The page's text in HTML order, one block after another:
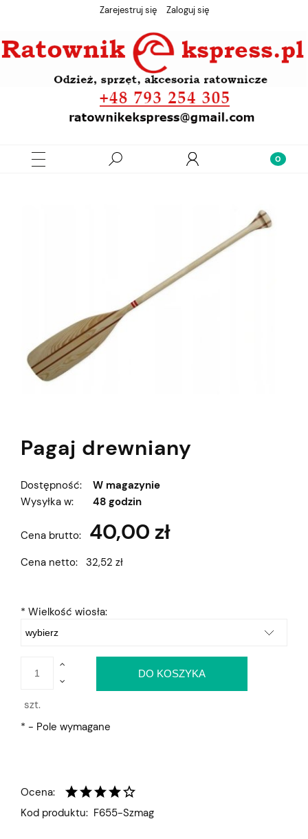
Zarejestruj się Zaloguj się
Pagaj drewniany
Dostępność:
W magazynie
Wysyłka w:
48 godzin
Cena brutto: 40,00 zł
Cena netto: 32,52 zł
* Wielkość wiosła:
szt.
DO KOSZYKA
* - Pole wymagane
Ocena:
Kod produktu: F655-Szmag